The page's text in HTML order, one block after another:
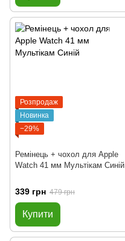
Розпродаж
Новинка
−29%
Ремінець + чохол для Apple
Watch 41 мм Мультікам Синій
339 грн 479 грн
Купити